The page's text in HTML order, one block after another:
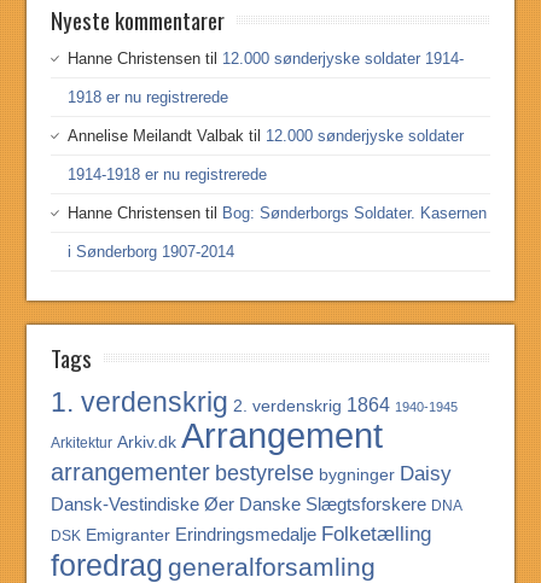
Nyeste kommentarer
Hanne Christensen til 12.000 sønderjyske soldater 1914-
1918 er nu registrerede
Annelise Meilandt Valbak til 12.000 sønderjyske soldater
1914-1918 er nu registrerede
Hanne Christensen til Bog: Sønderborgs Soldater. Kasernen
i Sønderborg 1907-2014
Tags
1. verdenskrig 2. verdenskrig 1864 1940-1945
Arkitektur Arkiv.dk Arrangement
arrangementer bestyrelse bygninger Daisy
Dansk-Vestindiske Øer Danske Slægtsforskere DNA
DSK Emigranter Erindringsmedalje Folketælling
foredrag generalforsamling